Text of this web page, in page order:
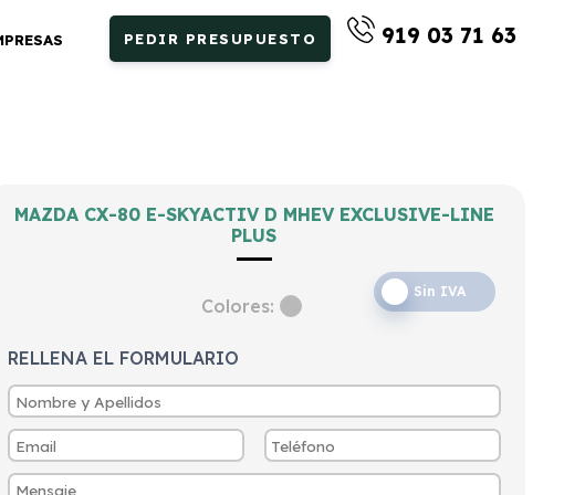
PEDIR PRESUPUESTO 919 03 71 63
MAZDA CX-80 E-SKYACTIV D MHEV EXCLUSIVE-LINE
PLUS
Sin IVA
Colores:
RELLENA EL FORMULARIO